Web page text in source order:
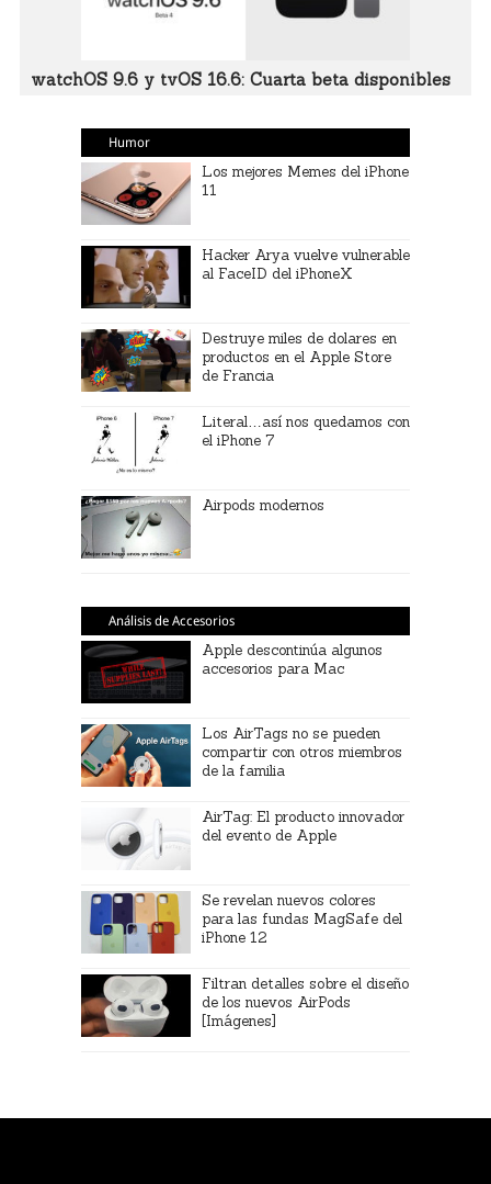
watchOS 9.6 y tvOS 16.6: Cuarta beta disponibles
Humor
Los mejores Memes del iPhone
11
Hacker Arya vuelve vulnerable
al FaceID del iPhoneX
Destruye miles de dolares en
productos en el Apple Store
de Francia
Literal…así nos quedamos con
el iPhone 7
Airpods modernos
Análisis de Accesorios
Apple descontinúa algunos
accesorios para Mac
Los AirTags no se pueden
compartir con otros miembros
de la familia
AirTag: El producto innovador
del evento de Apple
Se revelan nuevos colores
para las fundas MagSafe del
iPhone 12
Filtran detalles sobre el diseño
de los nuevos AirPods
[Imágenes]